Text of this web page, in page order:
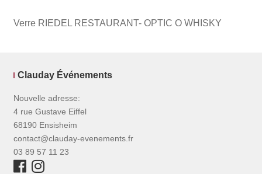
Verre RIEDEL RESTAURANT- OPTIC O WHISKY
Clauday Événements
Nouvelle adresse:
4 rue Gustave Eiffel
68190 Ensisheim
contact@clauday-evenements.fr
03 89 57 11 23